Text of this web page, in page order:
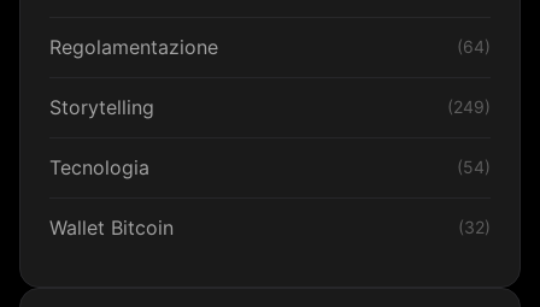
Regolamentazione (64)
Storytelling (249)
Tecnologia (54)
Wallet Bitcoin (32)